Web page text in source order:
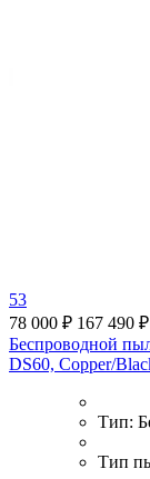
53
78 000 ₽ 167 490 ₽
Беспроводной
DS60, Copper/
Тип:
Тип